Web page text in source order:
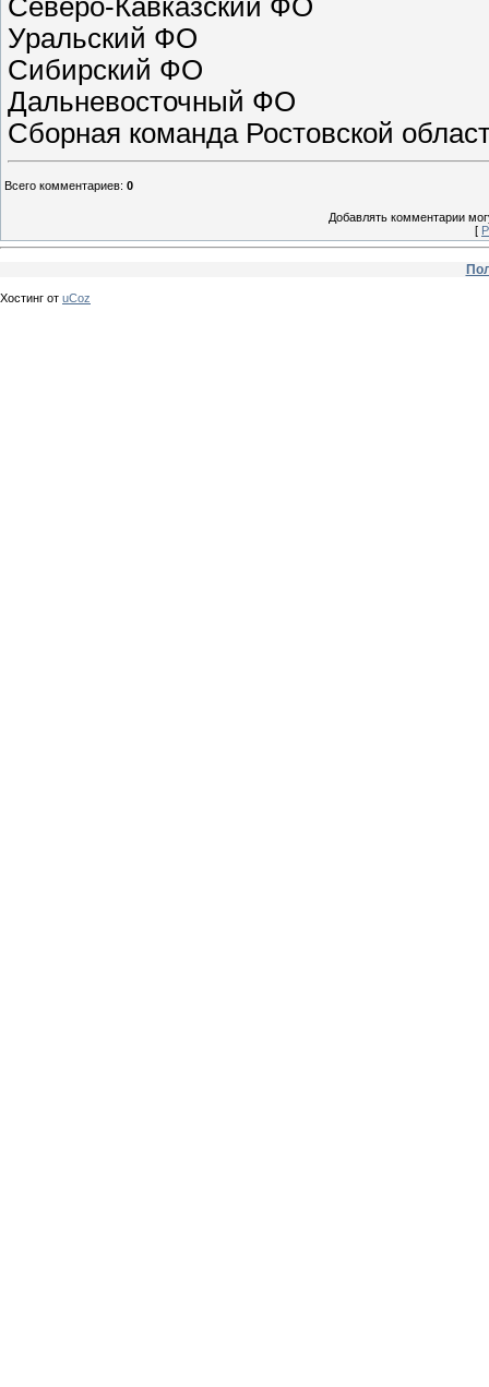
Cеверо-Кавказский ФО
Уральский ФО
Сибирский ФО
Дальневосточный ФО
Cборная команда Ростовской
Всего комментариев: 0
Добавлять комментарии
[
Хостинг от uCoz